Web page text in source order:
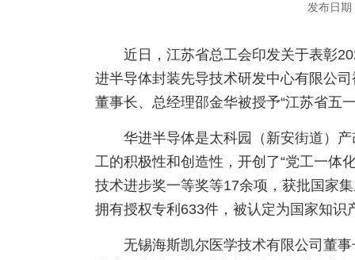
发布日期
近日，江苏省总工会印发关于表彰
进半导体封装先导技术研发中心有限公
董事长、总经理邵金华被授予“江苏省五
华进半导体是太科园（新安街道）
工的积极性和创造性，开创了“党工一体
技术进步奖一等奖等17余项，获批国家
拥有授权专利633件，被认定为国家知识
无锡海斯凯尔医学技术有限公司董